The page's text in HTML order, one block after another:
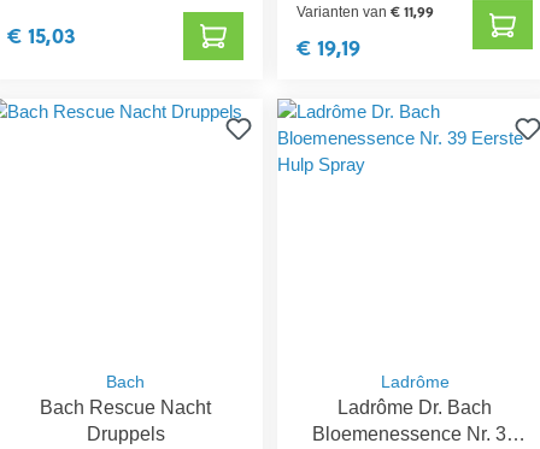
€ 15,03
Varianten van€ 11,99
€ 19,19
Bach
Bach Rescue Nacht
Druppels
Ladrôme
Ladrôme Dr. Bach
Bloemenessence Nr. 39